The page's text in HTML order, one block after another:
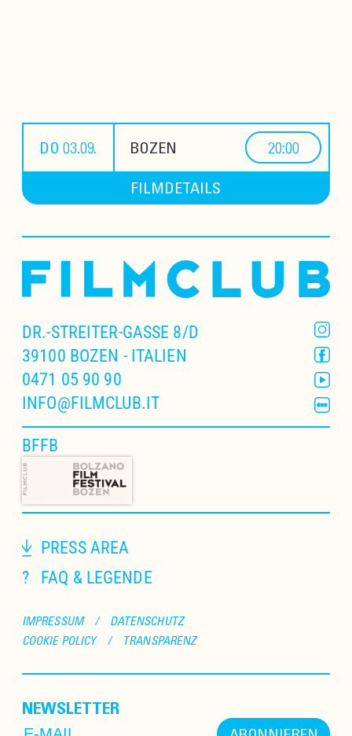
DO 03.09. BOZEN 20:00
FILMDETAILS
DR.-STREITER-GASSE 8/D
39100 BOZEN - ITALIEN
0471 05 90 90
INFO@FILMCLUB.IT
BFFB
PRESS AREA
?
FAQ & LEGENDE
IMPRESSUM /
DATENSCHUTZ
COOKIE POLICY
/ TRANSPARENZ
NEWSLETTER